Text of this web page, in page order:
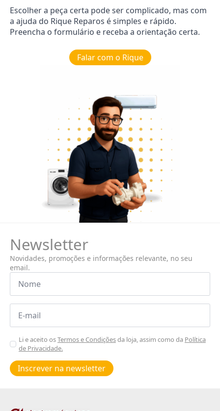
Escolher a peça certa pode ser complicado, mas com
a ajuda do Rique Reparos é simples e rápido.
Preencha o formulário e receba a orientação certa.
Falar com o Rique
Newsletter
Novidades, promoções e informações relevante, no seu
email.
Nome
Email
Aceitar
Poiticas
de
privacidade
Li e aceito osTermos e Condiçõesda loja, assim como da Política
de Privacidade.
Inscrever na newsletter